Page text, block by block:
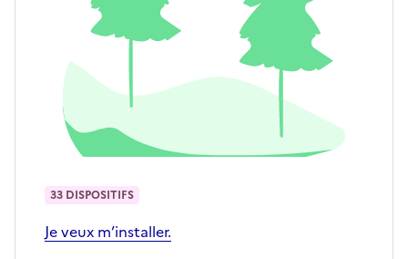
Je veux m’installer.
33 DISPOSITIFS